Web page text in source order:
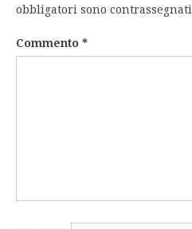
obbligatori sono contrassegnati
Commento *